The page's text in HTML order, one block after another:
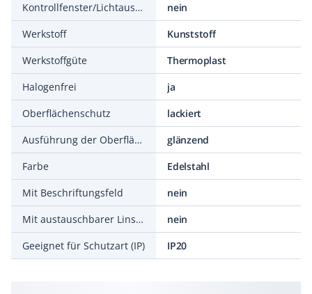
Kontrollfenster/Lichtauslass
nein
Werkstoff
Kunststoff
Werkstoffgüte
Thermoplast
Halogenfrei
ja
Oberflächenschutz
lackiert
Ausführung der Oberfläche
glänzend
Farbe
Edelstahl
Mit Beschriftungsfeld
nein
Mit austauschbarer Linse/Symbol
nein
Geeignet für Schutzart (IP)
IP20